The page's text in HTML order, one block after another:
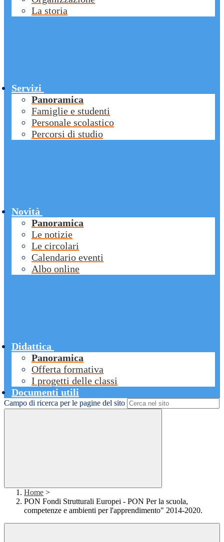
La storia
Servizi
Panoramica
Famiglie e studenti
Personale scolastico
Percorsi di studio
Novità
Panoramica
Le notizie
Le circolari
Calendario eventi
Albo online
Didattica
Panoramica
Offerta formativa
I progetti delle classi
Documenti utili
Campo di ricerca per le pagine del sito
Home >
PON Fondi Strutturali Europei - PON Per la scuola,
competenze e ambienti per l'apprendimento" 2014-2020.